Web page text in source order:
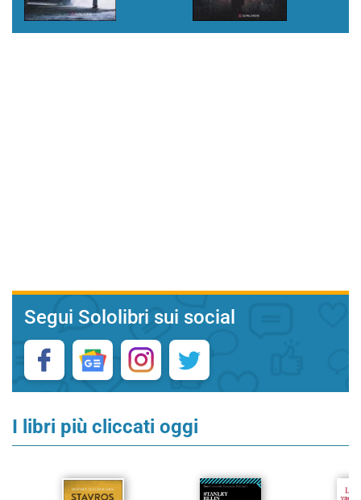
Segui Sololibri sui social
I libri più cliccati oggi